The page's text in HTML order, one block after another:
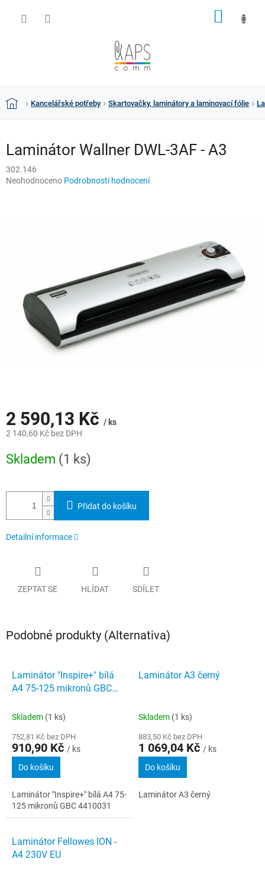
DomůKancelářské potřeby Skartovačky, laminátory a laminovací fólie
Laminátor Wallner DWL-3AF - A3
302.146
Průměrné
Neohodnoceno Podrobnosti hodnocení
2 590,13 Kč / ks
2 140,60 Kč bez DPH
cena:
Skladem (1 ks)
Přidat do košíku
Detailní informace
ZEPTAT SE HLÍDAT SDÍLET
Podobné produkty (Alternativa)
Laminátor "Inspire+" bílá
A4 75-125 mikronů GBC
Skladem (1 ks)
752,81 Kč bez DPH
910,90 Kč / ks
Do košíku
Laminátor "Inspire+" bílá A4 75-
125 mikronů GBC 4410031
Laminátor A3 černý
Skladem (1 ks)
883,50 Kč bez DPH
1 069,04 Kč / ks
Do košíku
Laminátor A3 černý
Laminátor Fellowes ION -
A4 230V EU